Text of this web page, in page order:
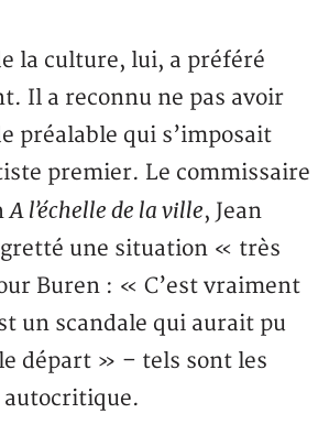
la culture, lui, a préféré
Il a reconnu ne pas avoir
préalable qui s’imposait
premier. Le commissaire
A l’échelle de la ville, Jean
une situation « très
Buren : « C’est vraiment
un scandale qui aurait pu
départ » – tels sont les
autocritique.